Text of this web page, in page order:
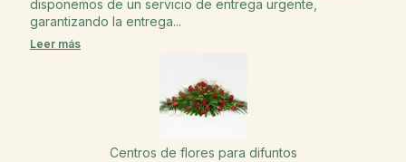
disponemos de un servicio de entrega urgente,
garantizando la entrega...
Leer más
Centros de flores para difuntos